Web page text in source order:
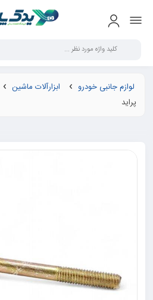
لوازم جانبی خودرو ابزارآلات ماشین
پراید